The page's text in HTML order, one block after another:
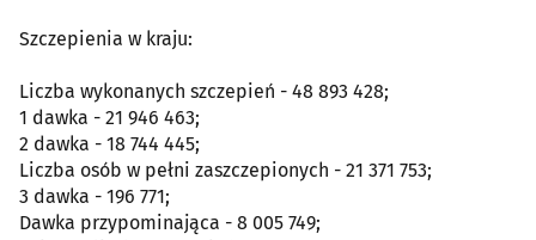
Szczepienia w kraju:
Liczba wykonanych szczepień - 48 893 428;
1 dawka - 21 946 463;
2 dawka - 18 744 445;
Liczba osób w pełni zaszczepionych - 21 371 753;
3 dawka - 196 771;
Dawka przypominająca - 8 005 749;